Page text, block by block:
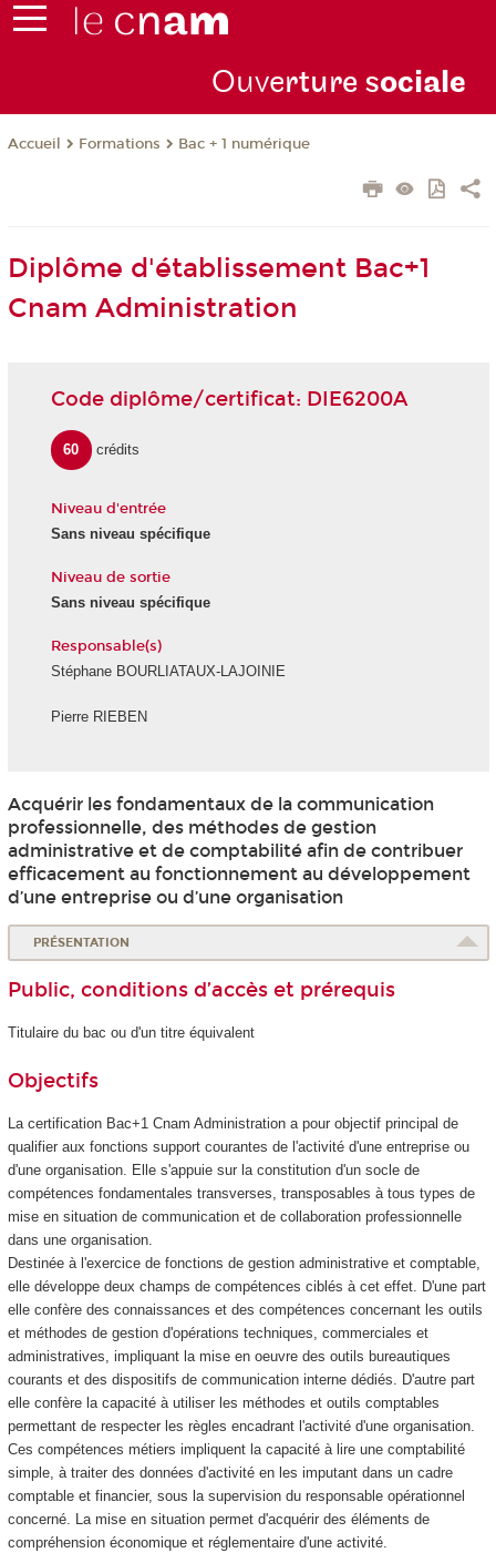
Ouverture sociale
Accueil Formations Bac + 1 numérique
Diplôme d'établissement Bac+1
Cnam Administration
Code diplôme/certificat: DIE6200A
60 crédits
Niveau d'entrée
Sans niveau spécifique
Niveau de sortie
Sans niveau spécifique
Responsable(s)
Stéphane BOURLIATAUX-LAJOINIE
Pierre RIEBEN
Acquérir les fondamentaux de la communication
professionnelle, des méthodes de gestion
administrative et de comptabilité afin de contribuer
efficacement au fonctionnement au développement
d’une entreprise ou d’une organisation
PRÉSENTATION
Public, conditions d’accès et prérequis
Titulaire du bac ou d'un titre équivalent
Objectifs
La certification Bac+1 Cnam Administration a pour objectif principal de
qualifier aux fonctions support courantes de l'activité d'une entreprise ou
d'une organisation. Elle s'appuie sur la constitution d'un socle de
compétences fondamentales transverses, transposables à tous types de
mise en situation de communication et de collaboration professionnelle
dans une organisation.
Destinée à l'exercice de fonctions de gestion administrative et comptable,
elle développe deux champs de compétences ciblés à cet effet. D'une part
elle confère des connaissances et des compétences concernant les outils
et méthodes de gestion d'opérations techniques, commerciales et
administratives, impliquant la mise en oeuvre des outils bureautiques
courants et des dispositifs de communication interne dédiés. D'autre part
elle confère la capacité à utiliser les méthodes et outils comptables
permettant de respecter les règles encadrant l'activité d'une organisation.
Ces compétences métiers impliquent la capacité à lire une comptabilité
simple, à traiter des données d'activité en les imputant dans un cadre
comptable et financier, sous la supervision du responsable opérationnel
concerné. La mise en situation permet d'acquérir des éléments de
compréhension économique et réglementaire d'une activité.